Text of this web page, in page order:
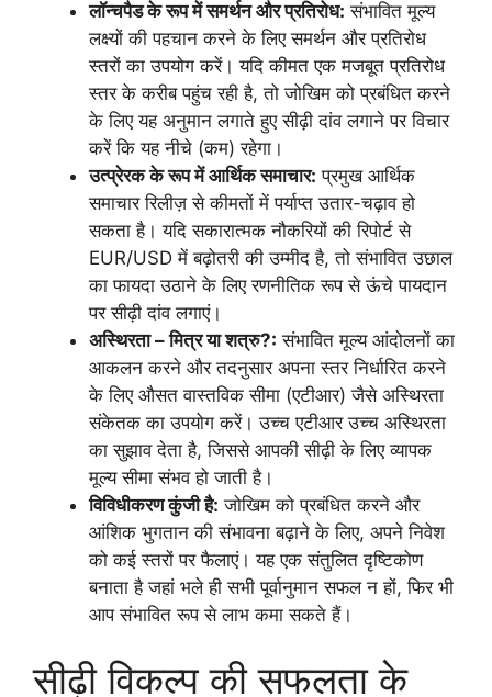
लॉन्चपैड के रूप में समर्थन और प्रतिरोध: संभावित मूल्य
लक्ष्यों की पहचान करने के लिए समर्थन और प्रतिरोध
स्तरों का उपयोग करें। यदि कीमत एक मजबूत प्रतिरोध
स्तर के करीब पहुंच रही है, तो जोखिम को प्रबंधित करने
के लिए यह अनुमान लगाते हुए सीढ़ी दांव लगाने पर विचार
करें कि यह नीचे (कम) रहेगा।
उत्प्रेरक के रूप में आर्थिक समाचार: प्रमुख आर्थिक
समाचार रिलीज़ से कीमतों में पर्याप्त उतार-चढ़ाव हो
सकता है। यदि सकारात्मक नौकरियों की रिपोर्ट से
EUR/USD में बढ़ोतरी की उम्मीद है, तो संभावित उछाल
का फायदा उठाने के लिए रणनीतिक रूप से ऊंचे पायदान
पर सीढ़ी दांव लगाएं।
अस्थिरता – मित्र या शत्रु?: संभावित मूल्य आंदोलनों का
आकलन करने और तदनुसार अपना स्तर निर्धारित करने
के लिए औसत वास्तविक सीमा (एटीआर) जैसे अस्थिरता
संकेतक का उपयोग करें। उच्च एटीआर उच्च अस्थिरता
का सुझाव देता है, जिससे आपकी सीढ़ी के लिए व्यापक
मूल्य सीमा संभव हो जाती है।
विविधीकरण कुंजी है: जोखिम को प्रबंधित करने और
आंशिक भुगतान की संभावना बढ़ाने के लिए, अपने निवेश
को कई स्तरों पर फैलाएं। यह एक संतुलित दृष्टिकोण
बनाता है जहां भले ही सभी पूर्वानुमान सफल न हों, फिर भी
आप संभावित रूप से लाभ कमा सकते हैं।
सीढ़ी विकल्प की सफलता के